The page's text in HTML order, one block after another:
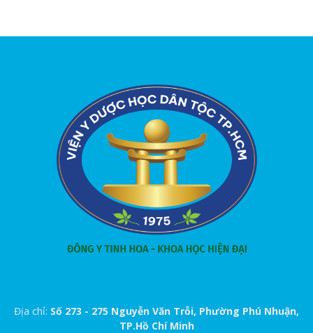
Địa chỉ: Số 273 - 275 Nguyễn Văn Trỗi, Phường Phú Nhuận,
TP.Hồ Chí Minh